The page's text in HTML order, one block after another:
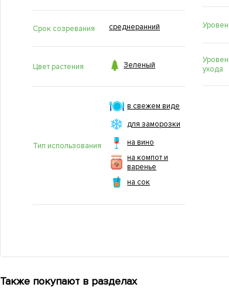
Срок созревания среднеранний
Цвет растения  Зеленый
Тип использования
в свежем виде
для заморозки
на вино
на компот и
варенье
на сок
ухода
Также покупают в разделах